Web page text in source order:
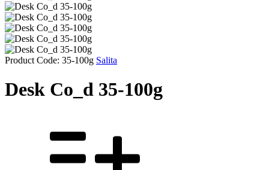
Product Code: 35-100g Salita
Desk Co_d 35-100g